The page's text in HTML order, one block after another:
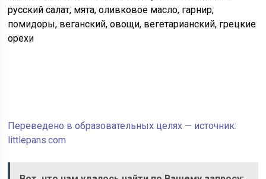
русский салат, мята, оливковое масло, гарнир,
помидоры, веганский, овощи, вегетарианский, грецкие
орехи
Переведено в образовательных целях — источник:
littlepans.com